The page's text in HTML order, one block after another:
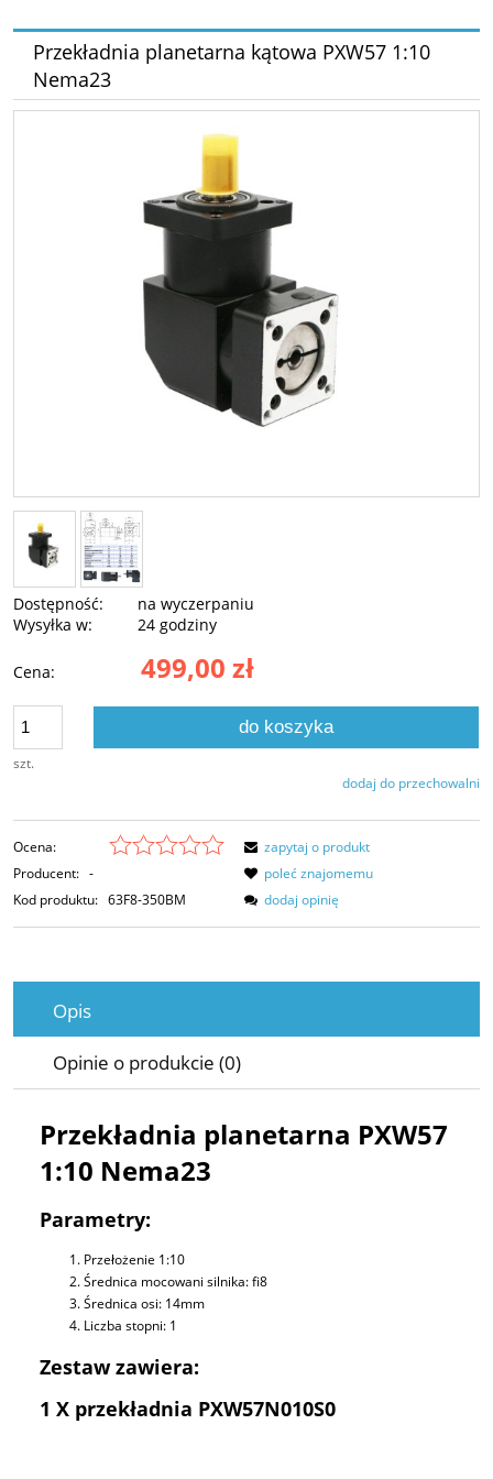
Przekładnia planetarna kątowa PXW57 1:10
Nema23
Dostępność:
na wyczerpaniu
Wysyłka w:
24 godziny
Cena: 499,00 zł
szt.
do koszyka
dodaj do przechowalni
Ocena:
Producent: -
Kod produktu: 63F8-350BM
zapytaj o produkt
poleć znajomemu
dodaj opinię
Opis
Opinie o produkcie (0)
Przekładnia planetarna PXW57
1:10 Nema23
Parametry:
Przełożenie 1:10
Średnica mocowani silnika: fi8
Średnica osi: 14mm
Liczba stopni: 1
Zestaw zawiera:
1 X przekładnia PXW57N010S0